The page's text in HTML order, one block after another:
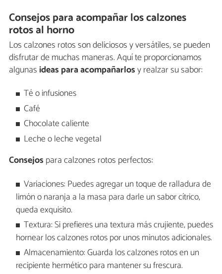
Consejos para acompañar los calzones
rotos al horno
Los calzones rotos son deliciosos y versátiles, se pueden
disfrutar de muchas maneras. Aquí te proporcionamos
algunas ideas para acompañarlosy realzar su sabor:
Té o infusiones
Café
Chocolate caliente
Leche o leche vegetal
Consejos para calzones rotos perfectos:
Variaciones: Puedes agregar un toque de ralladura de
limón o naranja a la masa para darle un sabor cítrico,
queda exquisito.
Textura: Si prefieres una textura más crujiente, puedes
hornear los calzones rotos por unos minutos adicionales.
Almacenamiento: Guarda los calzones rotos en un
recipiente hermético para mantener su frescura.